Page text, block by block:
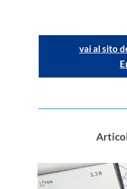
vai al sito